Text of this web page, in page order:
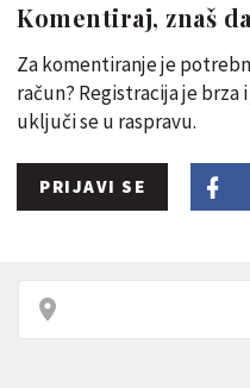
Komentiraj, znaš
Za komentiranje je
račun? Registracija je
uključi se u raspravu.
PRIJAVI SE